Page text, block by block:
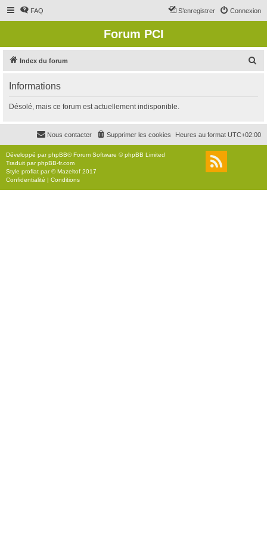
FAQ Connexion
S’enregistrer
Forum PCI
Index du forum
r
c
r
Informations
Désolé, mais ce forum est actuellement indisponible.
Heures au format UTC+02:00
Supprimer les cookies
Nous contacter
Développé parphpBB® Forum Software © phpBB Limited
Traduit parphpBB-fr.com
Style proflat par ©Mazeltof 2017
Confidentialité | Conditions